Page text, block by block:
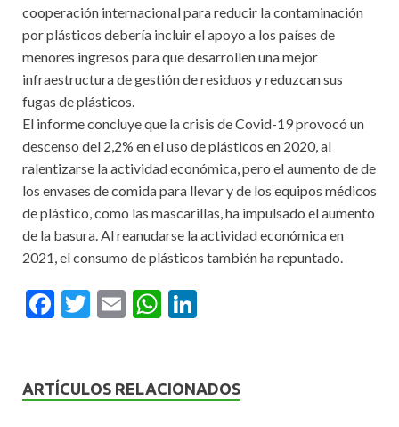
cooperación internacional para reducir la contaminación
por plásticos debería incluir el apoyo a los países de
menores ingresos para que desarrollen una mejor
infraestructura de gestión de residuos y reduzcan sus
fugas de plásticos.
El informe concluye que la crisis de Covid-19 provocó un
descenso del 2,2% en el uso de plásticos en 2020, al
ralentizarse la actividad económica, pero el aumento de de
los envases de comida para llevar y de los equipos médicos
de plástico, como las mascarillas, ha impulsado el aumento
de la basura. Al reanudarse la actividad económica en
2021, el consumo de plásticos también ha repuntado.
F
b
T
er
E
l
W
s
dI
ARTÍCULOS RELACIONADOS